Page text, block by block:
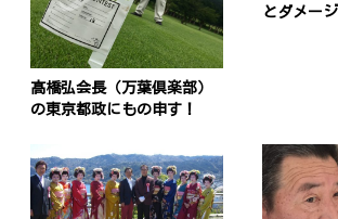
髙橋弘会長（万葉倶楽部）
の東京都政にもの申す！
とダメー